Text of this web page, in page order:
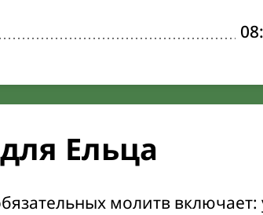
Ельца
молитв включает: